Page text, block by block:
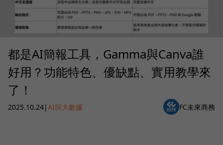
都是AI簡報工具，Gamma與Canva誰
好用？功能特色、優缺點、實用教學來
了！
2025.10.24|AI與大數據 FC未來商務